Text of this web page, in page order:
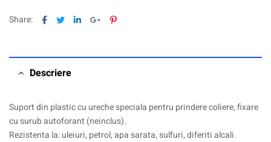
Share: Facebook
TwitterLinkedinGoogle+Pinterest
Descriere
Suport din plastic cu ureche speciala pentru prindere coliere, fixare
cu surub autoforant (neinclus).
Rezistenta la: uleiuri, petrol, apa sarata, sulfuri, diferiti alcali.